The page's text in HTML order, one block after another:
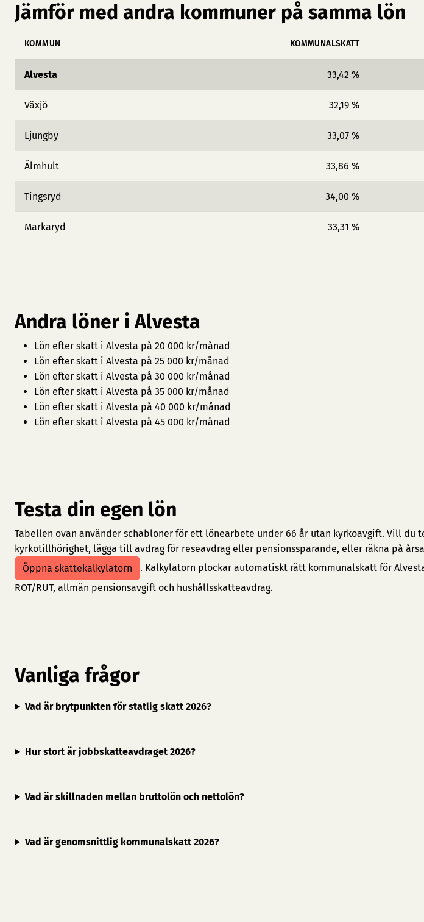
Jämför med andra kommuner på samma lön
KOMMUN KOMMUNALSKATT
Alvesta 33,42 %
Växjö 32,19 %
Ljungby 33,07 %
Älmhult 33,86 %
Tingsryd 34,00 %
Markaryd 33,31 %
Andra löner i Alvesta
Lön efter skatt i Alvesta på 20 000 kr/månad
Lön efter skatt i Alvesta på 25 000 kr/månad
Lön efter skatt i Alvesta på 30 000 kr/månad
Lön efter skatt i Alvesta på 35 000 kr/månad
Lön efter skatt i Alvesta på 40 000 kr/månad
Lön efter skatt i Alvesta på 45 000 kr/månad
Testa din egen lön
Tabellen ovan använder schabloner för ett lönearbete under 66 år utan kyrkoavgift. Vill du
kyrkotillhörighet, lägga till avdrag för reseavdrag eller pensionssparande, eller räkna på
Öppna skattekalkylatorn
. Kalkylatorn plockar automatiskt rätt kommunalskatt för
ROT/RUT, allmän pensionsavgift och hushållsskatteavdrag.
Vanliga frågor
Vad är brytpunkten för statlig skatt 2026?
Hur stort är jobbskatteavdraget 2026?
Vad är skillnaden mellan bruttolön och nettolön?
Vad är genomsnittlig kommunalskatt 2026?